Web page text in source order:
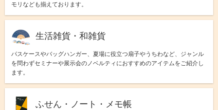
モリなども揃えております。
生活雑貨・和雑貨
パスケースやバッグハンガー、夏場に役立つ扇子やうちわなど、ジャンル
を問わずセミナーや展示会のノベルティにおすすめのアイテムをご紹介し
ます。
ふせん・ノート・メモ帳